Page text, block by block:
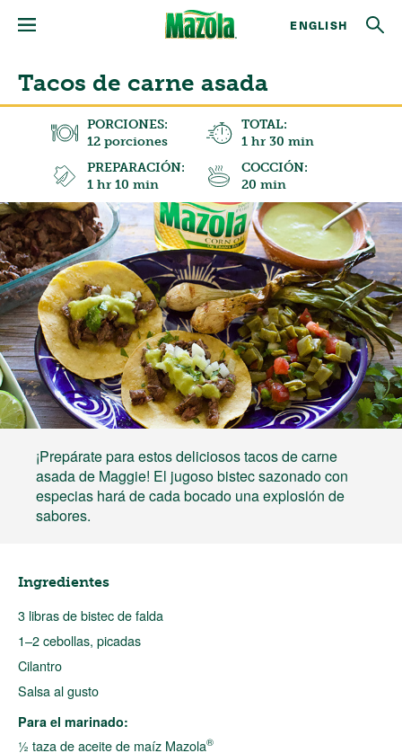
ENGLISH
¡Prepárate para estos deliciosos tacos de carne
asada de Maggie! El jugoso bistec sazonado con
especias hará de cada bocado una explosión de
sabores.
Tacos de carne asada
PORCIONES:
12 porciones
TOTAL:
1 hr 30 min
PREPARACIÓN:
1 hr 10 min
COCCIÓN:
20 min
Ingredientes
3 libras de bistec de falda
1–2 cebollas, picadas
Cilantro
Salsa al gusto
Para el marinado:
½ taza de aceite de maíz Mazola®